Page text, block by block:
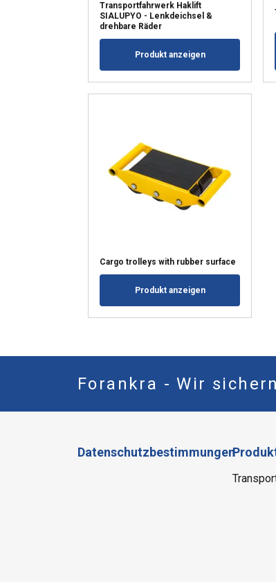
Transportfahrwerk Haklift
SIALUPYO - Lenkdeichsel &
drehbare Räder
Produkt anzeigen
Cargo trolleys with rubber surface
Produkt anzeigen
Forankra - Wir
Datenschutzbestimmungen